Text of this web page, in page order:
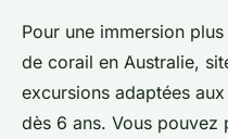
Pour une immersion
de corail en Australie,
excursions adaptées
dès 6 ans. Vous pouvez